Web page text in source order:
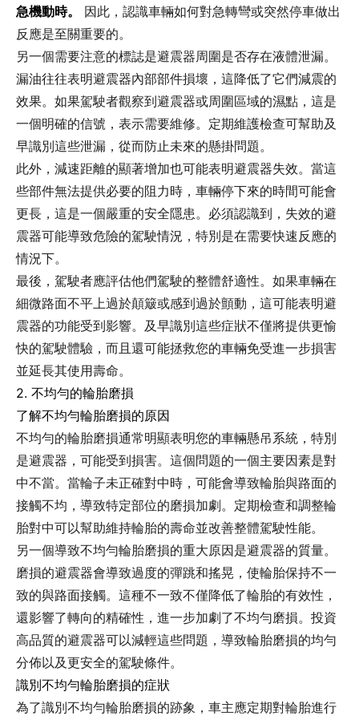
急機動時。
因此，認識車輛如何對急轉彎或突然停車做出
反應是至關重要的。
另一個需要注意的標誌是避震器周圍是否存在液體泄漏。
漏油往往表明避震器內部部件損壞，這降低了它們減震的
效果。如果駕駛者觀察到避震器或周圍區域的濕點，這是
一個明確的信號，表示需要維修。定期維護檢查可幫助及
早識別這些泄漏，從而防止未來的懸掛問題。
此外，減速距離的顯著增加也可能表明避震器失效。當這
些部件無法提供必要的阻力時，車輛停下來的時間可能會
更長，這是一個嚴重的安全隱患。必須認識到，失效的避
震器可能導致危險的駕駛情況，特別是在需要快速反應的
情況下。
最後，駕駛者應評估他們駕駛的整體舒適性。如果車輛在
細微路面不平上過於顛簸或感到過於顫動，這可能表明避
震器的功能受到影響。及早識別這些症狀不僅將提供更愉
快的駕駛體驗，而且還可能拯救您的車輛免受進一步損害
並延長其使用壽命。
2. 不均勻的輪胎磨損
了解不均勻輪胎磨損的原因
不均勻的輪胎磨損通常明顯表明您的車輛懸吊系統，特別
是避震器，可能受到損害。這個問題的一個主要因素是對
中不當。當輪子未正確對中時，可能會導致輪胎與路面的
接觸不均，導致特定部位的磨損加劇。定期檢查和調整輪
胎對中可以幫助維持輪胎的壽命並改善整體駕駛性能。
另一個導致不均勻輪胎磨損的重大原因是避震器的質量。
磨損的避震器會導致過度的彈跳和搖晃，使輪胎保持不一
致的與路面接觸。這種不一致不僅降低了輪胎的有效性，
還影響了轉向的精確性，進一步加劇了不均勻磨損。投資
高品質的避震器可以減輕這些問題，導致輪胎磨損的均勻
分佈以及更安全的駕駛條件。
識別不均勻輪胎磨損的症狀
為了識別不均勻輪胎磨損的跡象，車主應定期對輪胎進行